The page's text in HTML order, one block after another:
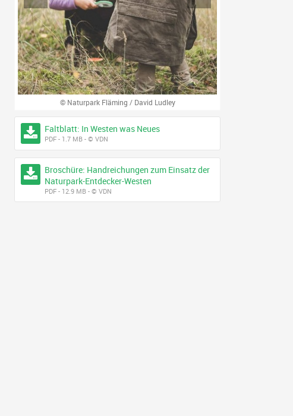
© Naturpark Fläming / David Ludley
vorheriges nächstes
Faltblatt: In Westen was Neues
PDF - 1.7 MB - © VDN
Broschüre: Handreichungen zum Einsatz der
Naturpark-Entdecker-Westen
PDF - 12.9 MB - © VDN